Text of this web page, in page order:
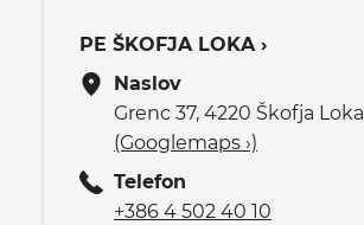
PE ŠKOFJA LOKA ›
Naslov
Grenc 37, 4220 Škofja Loka
(Googlemaps ›)
Telefon
+386 4 502 40 10